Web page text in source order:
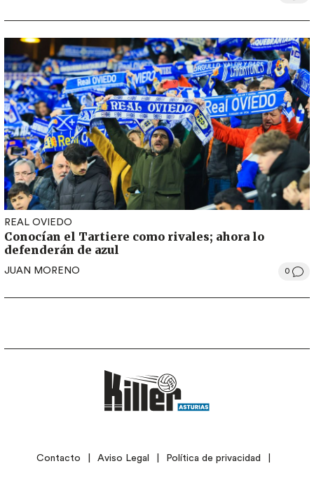
REAL OVIEDO
Conocían el Tartiere como rivales; ahora lo
defenderán de azul
JUAN MORENO 0
LEGALContacto Aviso Legal Política de privacidad